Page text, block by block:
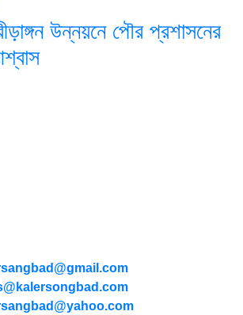
উন্নয়নে পৌর প্রশাসনের